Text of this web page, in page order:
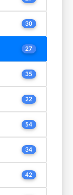
30
27
35
22
54
34
42